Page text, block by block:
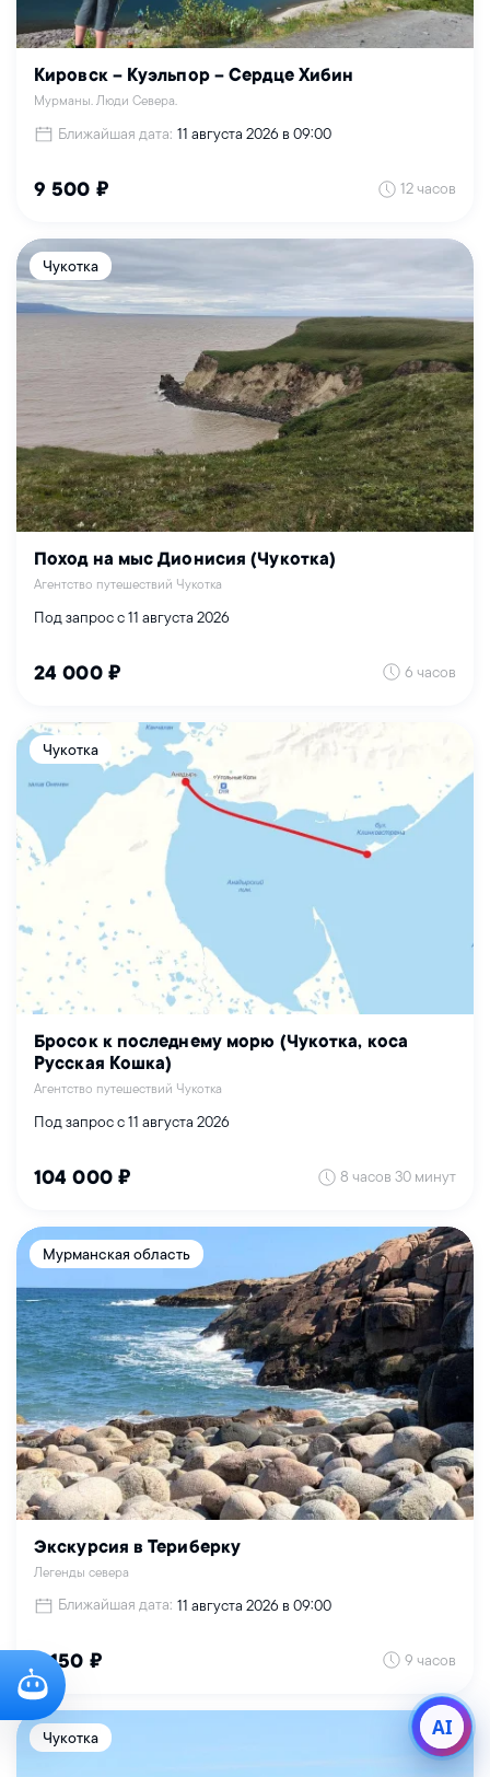
Кировск – Куэльпор – Сердце Хибин
Мурманы. Люди Севера.
Ближайшая дата: 11 августа 2026 в 09:00
9 500 ₽ 12 часов
Чукотка
Поход на мыс Дионисия (Чукотка)
Агентство путешествий Чукотка
Под запрос с 11 августа 2026
24 000 ₽ 6 часов
Чукотка
Бросок к последнему морю (Чукотка, коса
Русская Кошка)
Агентство путешествий Чукотка
Под запрос с 11 августа 2026
104 000 ₽ 8 часов 30 минут
Мурманская область
Экскурсия в Териберку
Легенды севера
Ближайшая дата: 11 августа 2026 в 09:00
7 150 ₽ 9 часов
Чукотка AI